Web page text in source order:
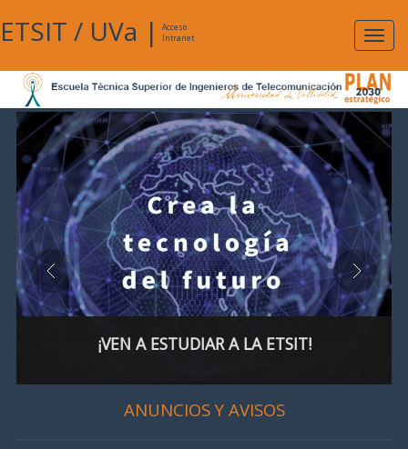
ETSIT / UVa |
Acceso
Intranet
¡VEN A ESTUDIAR A LA ETSIT!
ANUNCIOS Y AVISOS